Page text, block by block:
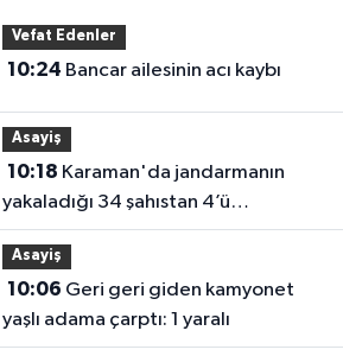
Vefat Edenler
10:24 Bancar ailesinin acı kaybı
Asayiş
10:18
yakaladığı 34 şahıstan 4’ü
tutuklandı
Asayiş
10:06
yaşlı adama çarptı: 1 yaralı